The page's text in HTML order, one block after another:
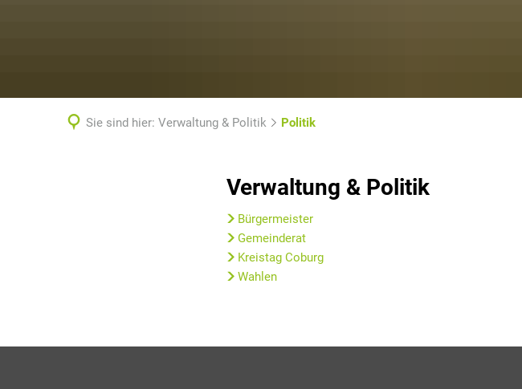
Sie sind hier: Verwaltung & Politik Politik
Verwaltung & Politik
Bürgermeister
Gemeinderat
Kreistag Coburg
Wahlen